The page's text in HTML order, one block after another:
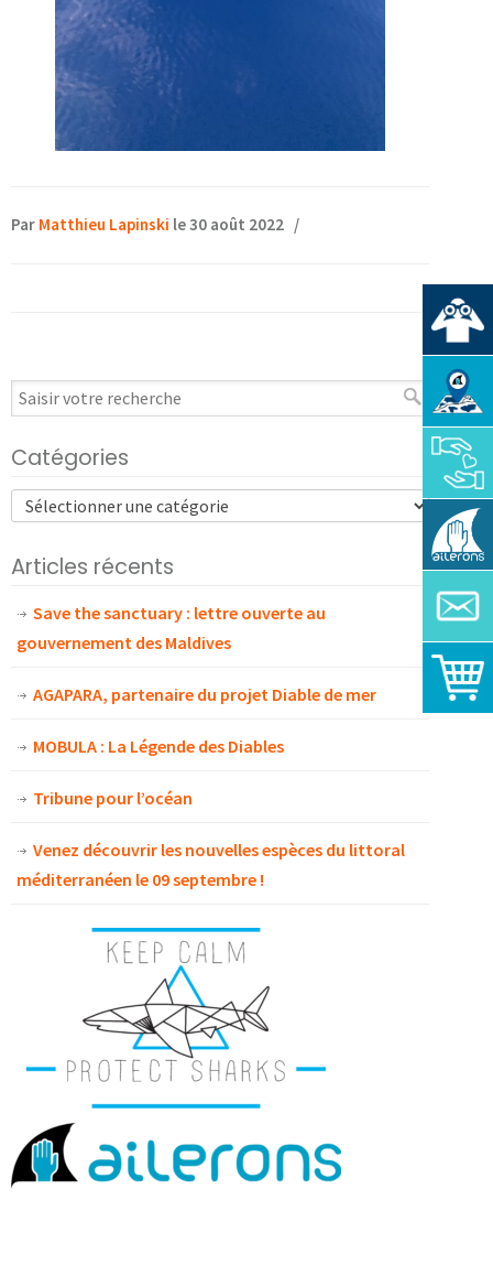
Par Matthieu Lapinski le 30 août 2022 /
Catégories
Articles récents
Save the sanctuary : lettre ouverte au
gouvernement des Maldives
AGAPARA, partenaire du projet Diable de mer
MOBULA : La Légende des Diables
Tribune pour l’océan
Venez découvrir les nouvelles espèces du littoral
méditerranéen le 09 septembre !